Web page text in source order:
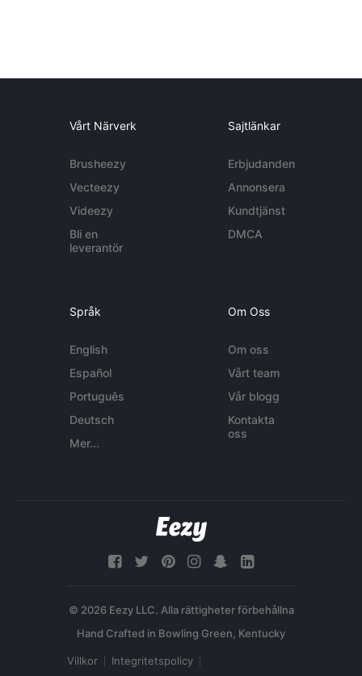
Vårt Närverk
Brusheezy
Vecteezy
Videezy
Bli en
leverantör
Sajtlänkar
Erbjudanden
Annonsera
Kundtjänst
DMCA
Språk
English
Español
Português
Deutsch
Mer...
Om Oss
Om oss
Vårt team
Vår blogg
Kontakta
oss
© 2026 Eezy LLC. Alla rättigheter förbehållna
Villkor Integritetspolicy